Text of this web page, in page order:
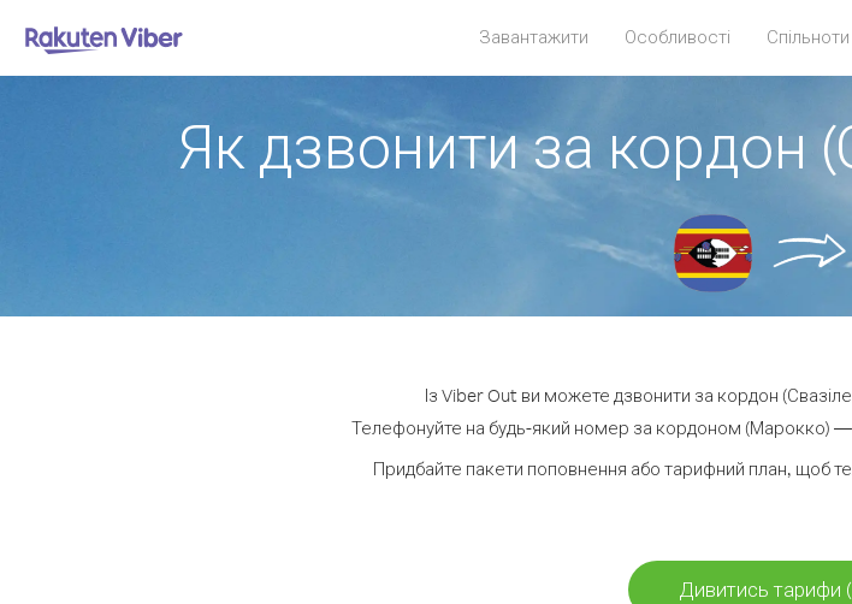
Завантажити Особливості Спільноти
Як дзвонити за кордон
Із Viber Out ви можете дзвонити за кордон
Телефонуйте на будь-який номер за кордоном (Марокко) —
Придбайте пакети поповнення або тарифний план, щоб
Дивитись тарифи